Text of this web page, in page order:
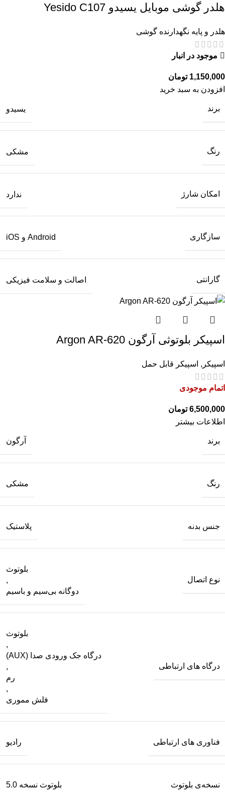
هلدر گوشی موبایل یسیدو Yesido C107
هلدر و پایه نگهدارنده گوشی
موجود در انبار
تومان
افزودن به سبد خرید
برند یسیدو
رنگ مشکی
امکان شارژ ندارد
سازگاری Android و iOS
گارانتی اصالت و سلامت فیزیکی
اسپیکر بلوتوثی آرگون Argon AR-620
اسپیکر , اسپیکر قابل حمل
اتمام موجودی
تومان
اطلاعات بیشتر
برند آرگون
رنگ مشکی
جنس بدنه پلاستیک
نوع اتصال
بلوتوث
,
دوگانه بی‌سیم و باسیم
درگاه های ارتباطی
بلوتوث
,
درگاه جک ورودی صدا (AUX)
,
رم
,
فلش مموری
فناوری های ارتباطی رادیو
نسخه‌ی بلوتوث بلوتوث نسخه 5.0